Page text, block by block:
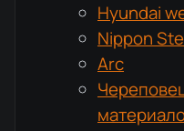
Hyundai
Nippon
Arc